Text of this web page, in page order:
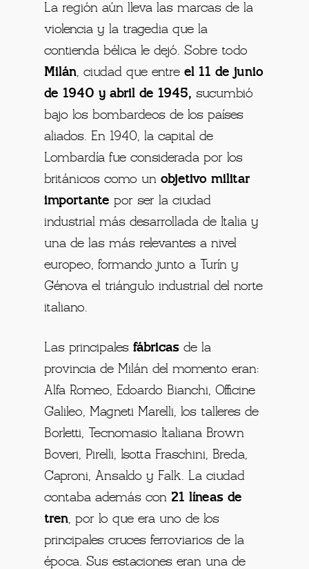
La región aún lleva las marcas de la
violencia y la tragedia que la
contienda bélica le dejó. Sobre todo
Milán, ciudad que entreel 11 de junio
de 1940 y abril de 1945, sucumbió
bajo los bombardeos de los países
aliados. En 1940, la capital de
Lombardía fue considerada por los
británicos como unobjetivo militar
importante por ser la ciudad
industrial más desarrollada de Italia y
una de las más relevantes a nivel
europeo, formando junto a Turín y
Génova el triángulo industrial del norte
italiano.
Las principalesfábricas de la
provincia de Milán del momento eran:
Alfa Romeo, Edoardo Bianchi, Officine
Galileo, Magneti Marelli, los talleres de
Borletti, Tecnomasio Italiana Brown
Boveri, Pirelli, Isotta Fraschini, Breda,
Caproni, Ansaldo y Falk. La ciudad
contaba además con 21 líneas de
tren, por lo que era uno de los
principales cruces ferroviarios de la
época. Sus estaciones eran una de